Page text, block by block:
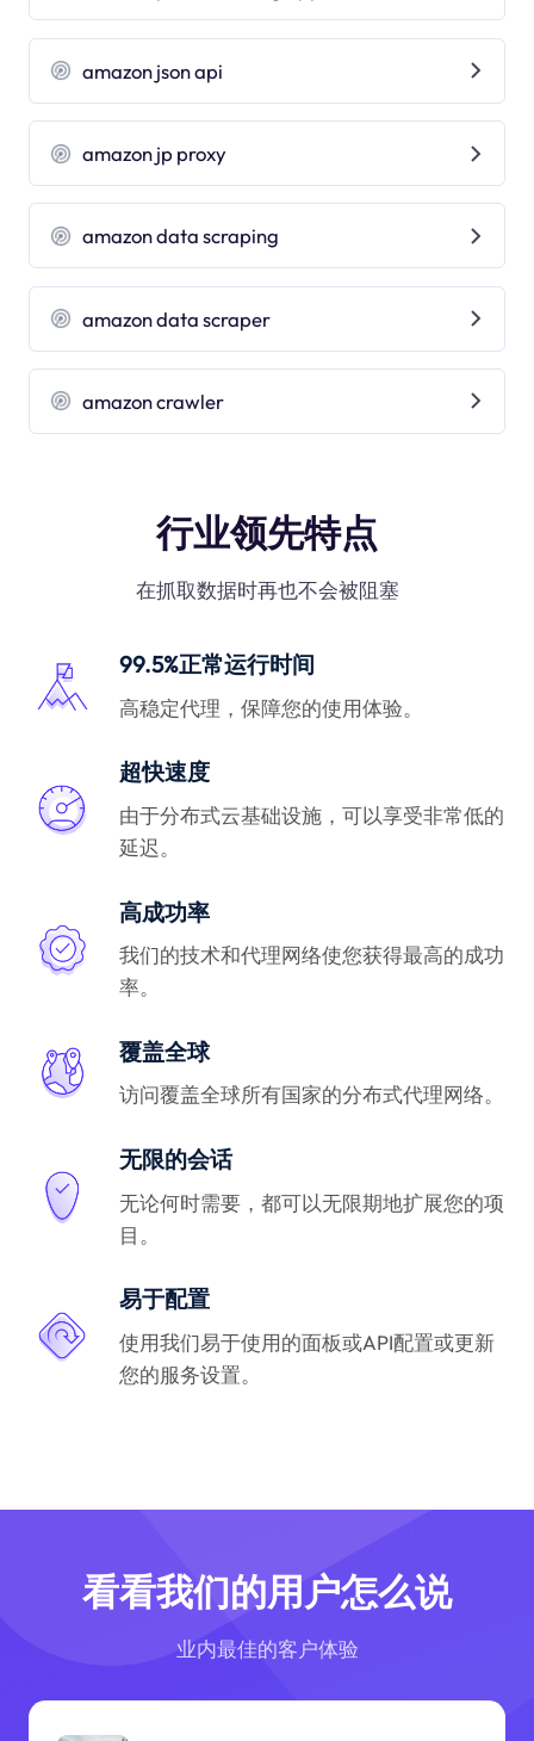
amazon json api
amazon jp proxy
amazon data scraping
amazon data scraper
amazon crawler
行业领先特点
在抓取数据时再也不会被阻塞
99.5%正常运行时间
高稳定代理，保障您的使用体验。
超快速度
由于分布式云基础设施，可以享受非常低的
延迟。
高成功率
我们的技术和代理网络使您获得最高的成功
率。
覆盖全球
访问覆盖全球所有国家的分布式代理网络。
无限的会话
无论何时需要，都可以无限期地扩展您的项
目。
易于配置
使用我们易于使用的面板或API配置或更新
您的服务设置。
看看我们的用户怎么说
业内最佳的客户体验